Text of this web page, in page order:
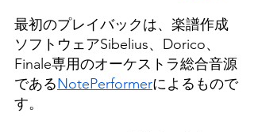
最初のプレイバックは、楽譜作成
ソフトウェアSibelius、Dorico、
Finale専用のオーケストラ総合音源
であるNotePerformerによるもので
す。